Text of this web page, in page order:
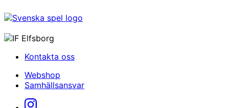
Kontakta oss
Webshop
Samhällsansvar